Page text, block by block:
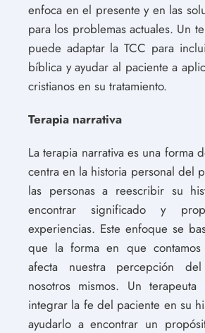
enfoca en el presente y en las
para los problemas actuales. Un
puede adaptar la TCC para
bíblica y ayudar al paciente a
cristianos en su tratamiento.
Terapia narrativa
La terapia narrativa es una forma
centra en la historia personal del
las personas a reescribir su
encontrar significado y
experiencias. Este enfoque se
que la forma en que contamos
afecta nuestra percepción
nosotros mismos. Un terapeuta
integrar la fe del paciente en su
ayudarlo a encontrar un